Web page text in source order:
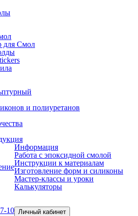
для Смол
и полиуретанов
Информация
Работа с эпоксидной смолой
Инструкции к материалам
Изготовление форм и силиконы
Мастер-классы и уроки
Калькуляторы
10 Личный кабинет